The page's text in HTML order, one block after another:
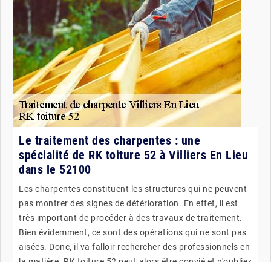
Le traitement des charpentes : une
spécialité de RK toiture 52 à Villiers En Lieu
dans le 52100
Les charpentes constituent les structures qui ne peuvent
pas montrer des signes de détérioration. En effet, il est
très important de procéder à des travaux de traitement.
Bien évidemment, ce sont des opérations qui ne sont pas
aisées. Donc, il va falloir rechercher des professionnels en